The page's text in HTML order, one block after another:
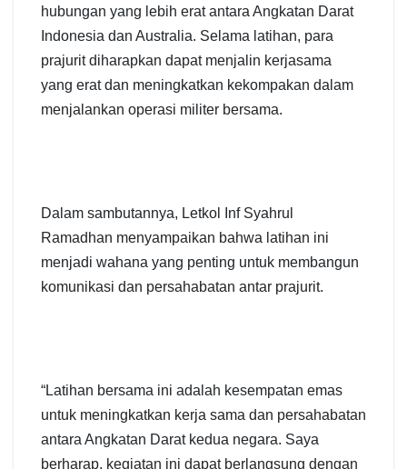
hubungan yang lebih erat antara Angkatan Darat
Indonesia dan Australia. Selama latihan, para
prajurit diharapkan dapat menjalin kerjasama
yang erat dan meningkatkan kekompakan dalam
menjalankan operasi militer bersama.
Dalam sambutannya, Letkol Inf Syahrul
Ramadhan menyampaikan bahwa latihan ini
menjadi wahana yang penting untuk membangun
komunikasi dan persahabatan antar prajurit.
“Latihan bersama ini adalah kesempatan emas
untuk meningkatkan kerja sama dan persahabatan
antara Angkatan Darat kedua negara. Saya
berharap, kegiatan ini dapat berlangsung dengan